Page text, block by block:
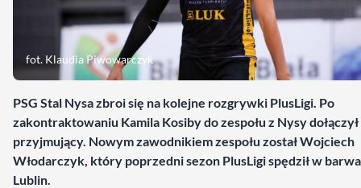
fot. Klaudia Piwowarczyk
PSG Stal Nysa zbroi się na kolejne rozgrywki PlusLigi. Po
zakontraktowaniu Kamila Kosiby do zespołu z Nysy
przyjmujący. Nowym zawodnikiem zespołu został Wojciech
Włodarczyk, który poprzedni sezon PlusLigi spędził w
Lublin.